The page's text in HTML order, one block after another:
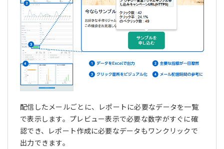
配信したメールごとに、レポートに必要なデータを一覧
で表示します。プレビュー表示で必要な数字がすぐに確
認でき、レポート作成に必要なデータもワンクリックで
出力できます。